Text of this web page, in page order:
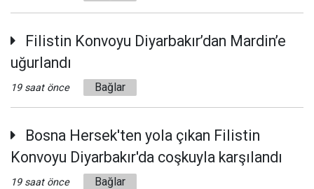
Filistin Konvoyu Diyarbakır’dan Mardin’e
uğurlandı
19 saat önce Bağlar
Bosna Hersek'ten yola çıkan Filistin
Konvoyu Diyarbakır'da coşkuyla karşılandı
19 saat önce Bağlar